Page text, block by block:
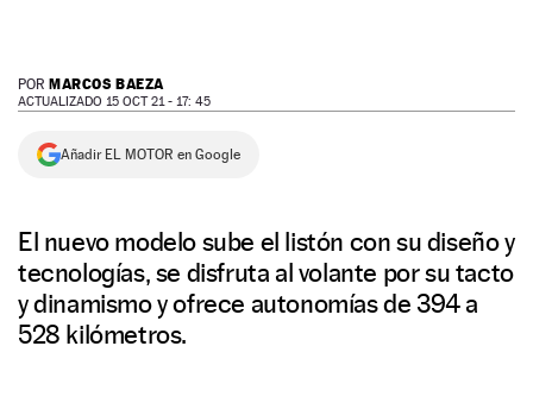
SERVICIOS
NEWSLETTER
POR MARCOS BAEZA
ACTUALIZADO 15 OCT 21 - 17: 45
Añadir EL MOTOR en Google
El nuevo modelo sube el listón con su diseño y
tecnologías, se disfruta al volante por su tacto
y dinamismo y ofrece autonomías de 394 a
528 kilómetros.